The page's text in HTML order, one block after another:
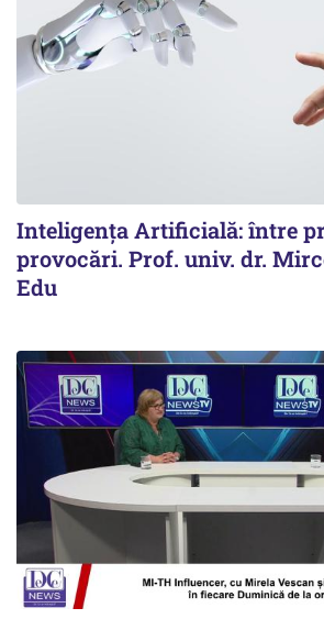
Inteligența Artificială: între
provocări. Prof. univ. dr.
Edu